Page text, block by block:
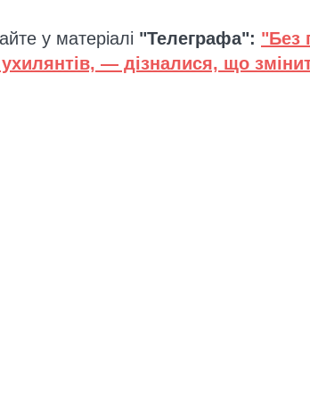
у матеріалі "Телеграфа": "Без
— дізналися, що